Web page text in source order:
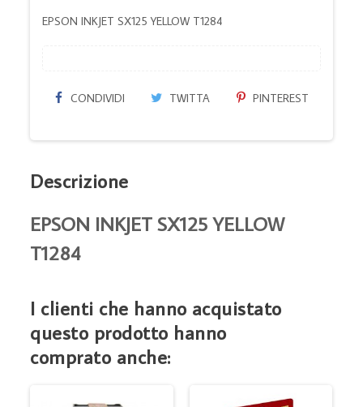
EPSON INKJET SX125 YELLOW T1284
CONDIVIDI TWITTA PINTEREST
Descrizione
EPSON INKJET SX125 YELLOW
T1284
I clienti che hanno acquistato
questo prodotto hanno
comprato anche: